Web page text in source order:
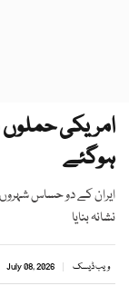
ہوگئے
ایران کے دو حساس شہروں
نشانہ بنایا
ویب ڈیسک July 08, 2026